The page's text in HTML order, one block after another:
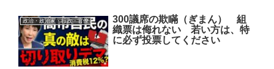
政治・政治家・行政・官僚
300議席の欺瞞（ぎまん） 組
織票は侮れない 若い方は、特
に必ず投票してください